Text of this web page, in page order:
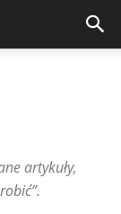
Hongkong
Kolumbia
artykuły,